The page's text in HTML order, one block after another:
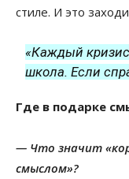
стиле. И это
«Каждый
школа. Если
Где в подарке
— Что значит
смыслом»?